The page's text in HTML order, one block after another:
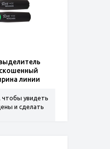
линии
чтобы увидеть
и сделать